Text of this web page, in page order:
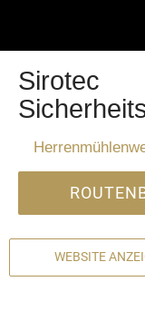
Sirotec
WEBSITE